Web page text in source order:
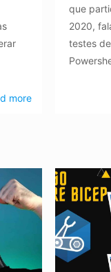
more
que
2020,
testes